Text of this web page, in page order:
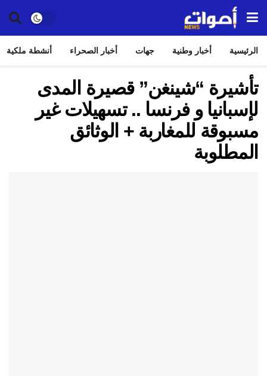
الرئيسية أخبار وطنية جهات أخبار الصحراء أنشطة ملكية
تأشيرة “شينغن” قصيرة المدى
لإسبانيا و فرنسا .. تسهيلات غير
مسبوقة للمغاربة + الوثائق
المطلوبة